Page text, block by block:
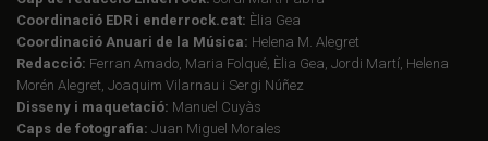
Coordinació EDR i enderrock.cat: Èlia Gea
Coordinació Anuari de la Música: Helena M. Alegret
Redacció: Ferran Amado, Maria Folqué, Èlia Gea, Jordi Martí, Helena
Morén Alegret, Joaquim Vilarnau i Sergi Núñez
Disseny i maquetació: Manuel Cuyàs
Caps de fotografia: Juan Miguel Morales